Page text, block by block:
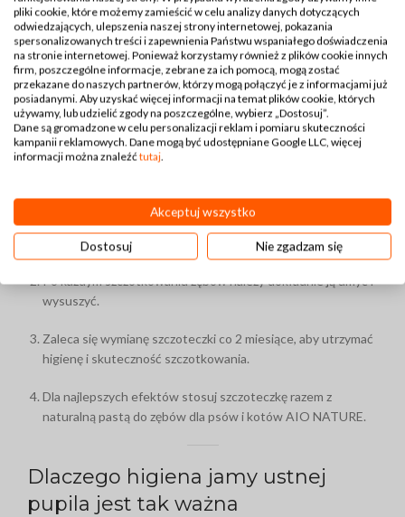
bezpieczna i odpowiednia również dla szczeniąt oraz kotów,
ergonomiczny kształt ułatwia codzienne stosowanie.
Jak używać szczoteczki AIO
NATURE
Przed pierwszym użyciem szczoteczkę należy wyparzyć w
gorącej wodzie.
Po każdym szczotkowaniu zębów należy dokładnie ją umyć i
wysuszyć.
Zaleca się wymianę szczoteczki co 2 miesiące, aby utrzymać
higienę i skuteczność szczotkowania.
Dla najlepszych efektów stosuj szczoteczkę razem z
naturalną pastą do zębów dla psów i kotów AIO NATURE.
Dlaczego higiena jamy ustnej
pupila jest tak ważna
pliki cookie, które możemy zamieścić w celu analizy danych dotyczących
odwiedzających, ulepszenia naszej strony internetowej, pokazania
spersonalizowanych treści i zapewnienia Państwu wspaniałego doświadczenia
na stronie internetowej. Ponieważ korzystamy również z plików cookie innych
firm, poszczególne informacje, zebrane za ich pomocą, mogą zostać
przekazane do naszych partnerów, którzy mogą połączyć je z informacjami już
posiadanymi. Aby uzyskać więcej informacji na temat plików cookie, których
używamy, lub udzielić zgody na poszczególne, wybierz „Dostosuj”.
Dane są gromadzone w celu personalizacji reklam i pomiaru skuteczności
kampanii reklamowych. Dane mogą być udostępniane Google LLC, więcej
informacji można znaleźćtutaj.
Akceptuj wszystko
Dostosuj Nie zgadzam się